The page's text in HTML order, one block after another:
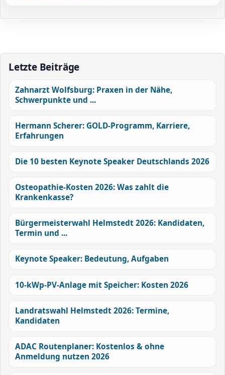
Letzte Beiträge
Zahnarzt Wolfsburg: Praxen in der Nähe,
Schwerpunkte und ...
Hermann Scherer: GOLD-Programm, Karriere,
Erfahrungen
Die 10 besten Keynote Speaker Deutschlands 2026
Osteopathie-Kosten 2026: Was zahlt die
Krankenkasse?
Bürgermeisterwahl Helmstedt 2026: Kandidaten,
Termin und ...
Keynote Speaker: Bedeutung, Aufgaben
10-kWp-PV-Anlage mit Speicher: Kosten 2026
Landratswahl Helmstedt 2026: Termine,
Kandidaten
ADAC Routenplaner: Kostenlos & ohne
Anmeldung nutzen 2026